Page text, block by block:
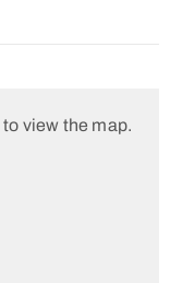
to view the map.